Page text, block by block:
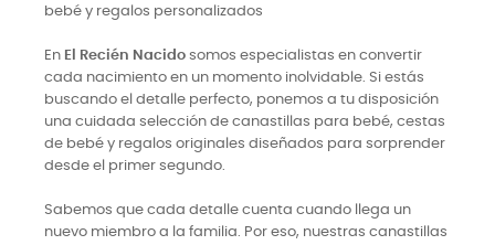
bebé y regalos personalizados
En El Recién Nacido somos especialistas en convertir
cada nacimiento en un momento inolvidable. Si estás
buscando el detalle perfecto, ponemos a tu disposición
una cuidada selección de canastillas para bebé, cestas
de bebé y regalos originales diseñados para sorprender
desde el primer segundo.
Sabemos que cada detalle cuenta cuando llega un
nuevo miembro a la familia. Por eso, nuestras canastillas